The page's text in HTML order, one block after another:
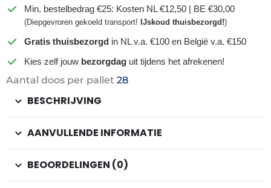
Min. bestelbedrag €25: Kosten NL €12,50 | BE €30,00
(Diepgevroren gekoeld transport! IJskoud thuisbezorgd!)
Gratis thuisbezorgd in NL v.a. €100 en België v.a. €150
Kies zelf jouw bezorgdag uit tijdens het afrekenen!
Aantal doos per pallet 28
BESCHRIJVING
AANVULLENDE INFORMATIE
BEOORDELINGEN (0)